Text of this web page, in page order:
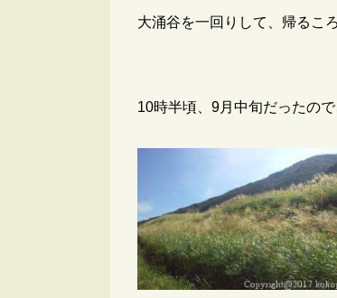
大涌谷を一回りして、帰るこ
10時半頃、9月中旬だったの